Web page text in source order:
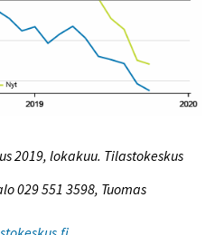
2019, lokakuu. Tilastokeskus
029 551 3598, Tuomas